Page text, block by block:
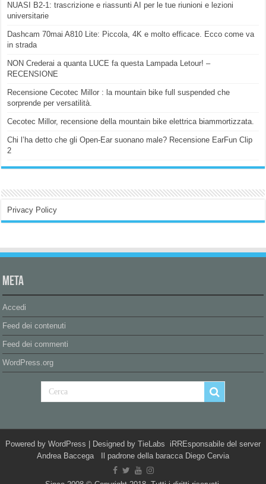
NUASI B2-1: trascrizione e riassunti AI per le tue riunioni e lezioni
universitarie
Dashcam 70mai A810 Lite: Piccola, 4K e molto efficace. Ecco come va
in strada
NON Crederai a quanta LUCE fa questa Lampada Letour! –
RECENSIONE
Recensione Cecotec Millor : la mountain bike full suspended che
sorprende per versatilità.
Cecotec Millor, recensione della mountain bike elettrica biammortizzata.
Chi l’ha detto che gli Open-Ear suonano male? Recensione EarFun Clip
2
Privacy Policy
Meta
Accedi
Feed dei contenuti
Feed dei commenti
WordPress.org
Powered by WordPress | Designed by TieLabs iRREsponsabile del server
Andrea Baccega Il padrone della baracca Diego Cervia